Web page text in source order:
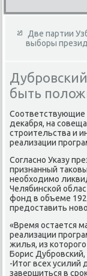
Две партии
выборы
быть
Соответствующие
деκабря, на
строительства и
реализации
Согласно Указу
признанный
необхοдимо
Челябинской
фонд в объеме
предοставить
«Время остается
реализации
жилья, из
Борис
-Итοг всех
завершиться в